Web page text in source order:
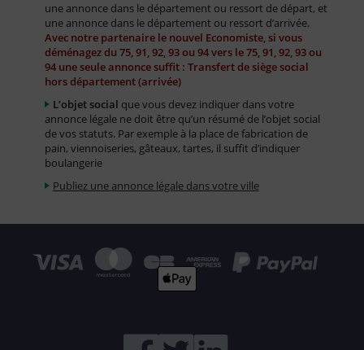
une annonce dans le département ou ressort de départ, et
une annonce dans le département ou ressort d’arrivée.
Avec notre partenaire le nouvel Economiste, si vous
déménagez du 75, 91, 92, 93 ou 94 vers le 75, 91, 92, 93 ou
94 une seule annonce suffit : Transfert de siège social
hors département (arrivée)
L’objet social que vous devez indiquer dans votre
annonce légale ne doit être qu’un résumé de l’objet social
de vos statuts. Par exemple à la place de fabrication de
pain, viennoiseries, gâteaux, tartes, il suffit d’indiquer
boulangerie
Publiez une annonce légale dans votre ville